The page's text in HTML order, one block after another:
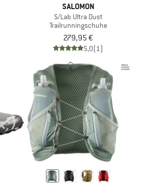
SALOMON
S/Lab Ultra Dust
Trailrunningschuhe
279,95 €
5,0(1)